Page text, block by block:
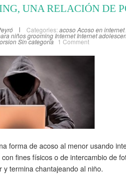
UNA RELACIÓN DE
Categories: acosoAcoso en internet
niñosgrooming Internet Internet
Sin categoría 1 Comment
forma de acoso al menor usando
fines físicos o de intercambio de
y termina chantajeando al niño.